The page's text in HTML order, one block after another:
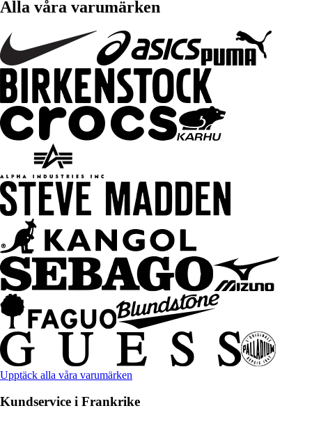
Alla våra varumärken
Upptäck alla våra varumärken
Kundservice i Frankrike